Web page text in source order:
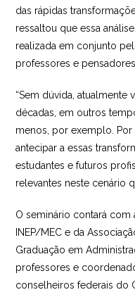
das rápidas
ressaltou que essa
realizada em conjunto
professores e
“Sem dúvida, atualmente
décadas, em outros
menos, por exemplo.
antecipar a essas
estudantes e futuros
relevantes neste cenário
O seminário contará com
INEP/MEC e da
Graduação em
professores e
conselheiros federais do